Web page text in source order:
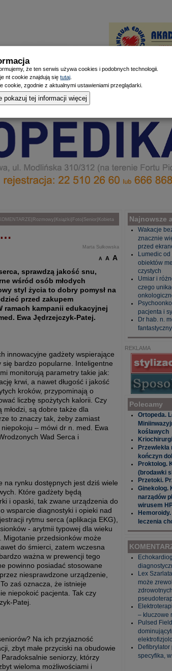
Mieszczanin|Doniesienia Listonosza
KOMENTARZE | Rozmowy | Książki | Foto| Senior| Kobieta
Marta Sułkowska
A A A
sprawdzą jakość snu,
wśród osób młodych
styl życia to dobry pomysł na
przed zakupem
ramach kampanii edukacyjnej
Ewa Jędrzejczyk-Patej.
innowacyjne gadżety wspierające
się bardzo popularne. Inteligentne
monitorują parametry takie jak:
krwi, a nawet długość i jakość
kroków, przypominają o
liczbę spożytych kalorii. Czy
są dobre także dla
to znaczy tak, żeby zamiast
– mówi dr n. med. Ewa
Wad Serca i
na rynku dostępnych jest dziś wiele
Które gadżety będą
i opaski, tak zwane urządzenia do
wsparcie diagnostyki i opieki nad
rytmu serca (aplikacja EKG),
- arytmii typowej dla wieku
Migotanie przedsionków może
do śmierci, zatem wczesna
ważna w prewencji tego
powinno posiadać stosowane
niesprawdzone urządzenie,
zaś oznacza, że istnieje
niepokoić pacjenta. Tak czy
Patej.
Na ich przyjazność
zbyt małe przyciski na obudowie
seniorzy, którzy
wieloma możliwościami i
Najnowsze
Wakacje
znacznie
przed
Lumedic
obiektów
czystych
Umiar i
czego
pacjenta i
Dr hab. n.
REKLAMA
Polecamy
Ortopeda.
koślawych
kończyn
Proktolog.
(brodawki
Przetoki.
Ginekolog.
narządów
wirusem
leczenia
Lex
może
– kluczowe
Pulsed
Defibrylator
specyfika,
że ten serwis używa cookies i podobnych technologii.
nt cookie znajdują siętutaj
zgodnie z aktualnymi ustawieniami przeglądarki.
pokazuj tej informacji więcej